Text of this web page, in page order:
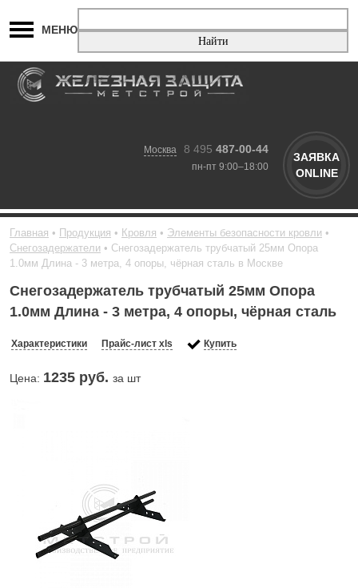
МЕНЮ
Москва 8 495 487-00-44
пн-пт 9:00–18:00
ЗАЯВКА
ONLINE
Главная Продукция Кровля
Элементы безопасности кровли
Снегозадержатели
Снегозадержатель трубчатый 25мм Опора
1.0мм Длина - 3 метра, 4 опоры, чёрная сталь в Москве
Снегозадержатель трубчатый 25мм Опора
1.0мм Длина - 3 метра, 4 опоры, чёрная сталь
Характеристики Прайс-лист xls Купить
Цена: 1235 руб. за шт